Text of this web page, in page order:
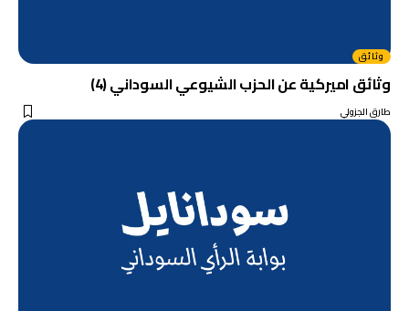
وثائق
وثائق اميركية عن الحزب الشيوعي السوداني (4)
طارق الجزولي